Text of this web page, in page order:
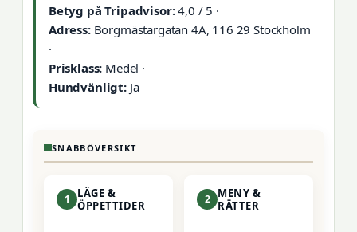
Betyg på Tripadvisor:4,0 / 5 ·
Adress:Borgmästargatan 4A, 116 29 Stockholm
·
Prisklass: Medel ·
Hundvänligt:Ja
SNABBÖVERSIKT
1
LÄGE &
ÖPPETTIDER
2
MENY &
RÄTTER